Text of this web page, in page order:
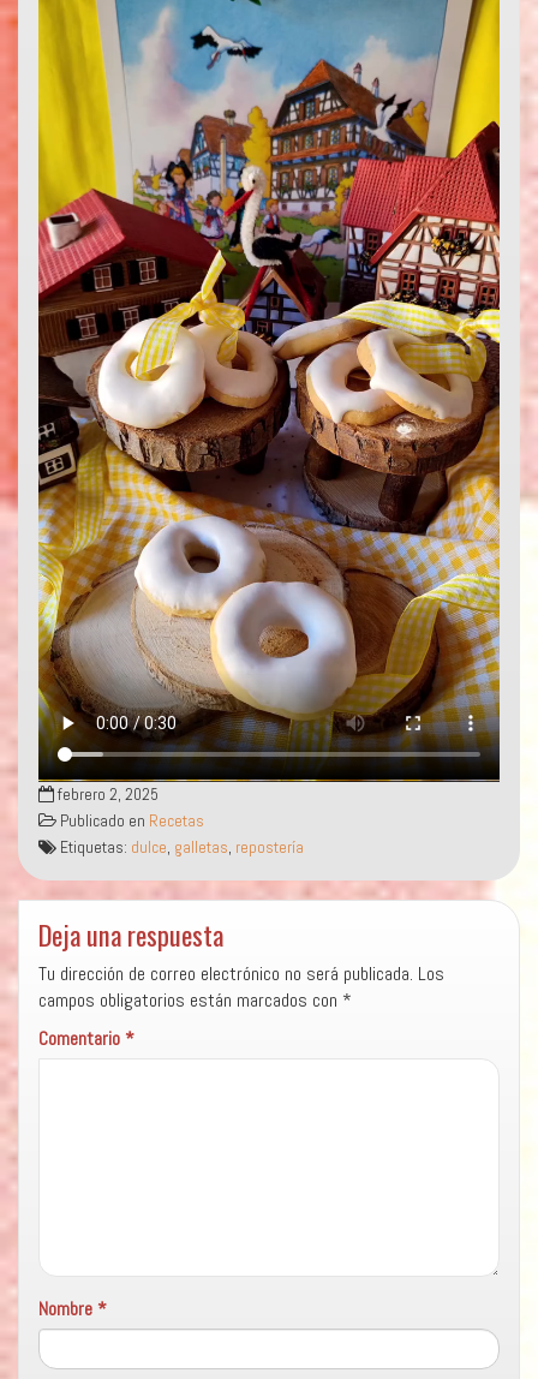
febrero 2, 2025
Publicado en Recetas
Etiquetas: dulce, galletas, repostería
Deja una respuesta
Tu dirección de correo electrónico no será publicada. Los
campos obligatorios están marcados con *
Comentario*
Nombre *